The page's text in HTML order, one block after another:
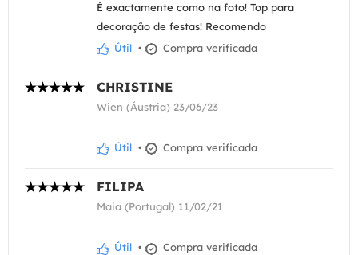
É exactamente como na foto! Top para
decoração de festas! Recomendo
Útil • Compra verificada
CHRISTINE
Wien (Áustria) 23/06/23
Útil • Compra verificada
FILIPA
Maia (Portugal) 11/02/21
Útil • Compra verificada